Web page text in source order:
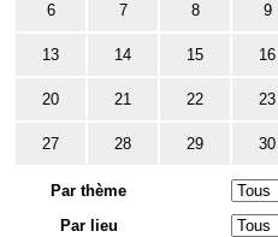
6 7 8 9
13 14 15 16
20 21 22 23
27 28 29 30
Par thème
Par lieu